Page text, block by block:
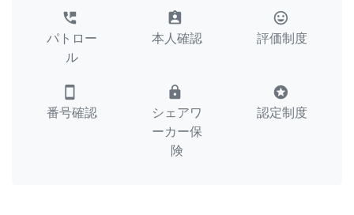
perm_phone_msg
パトロー
ル
assignment_ind
本人確認
tag_faces
評価制度
smartphone
番号確認
lock
シェアワ
ーカー保
険
stars
認定制度